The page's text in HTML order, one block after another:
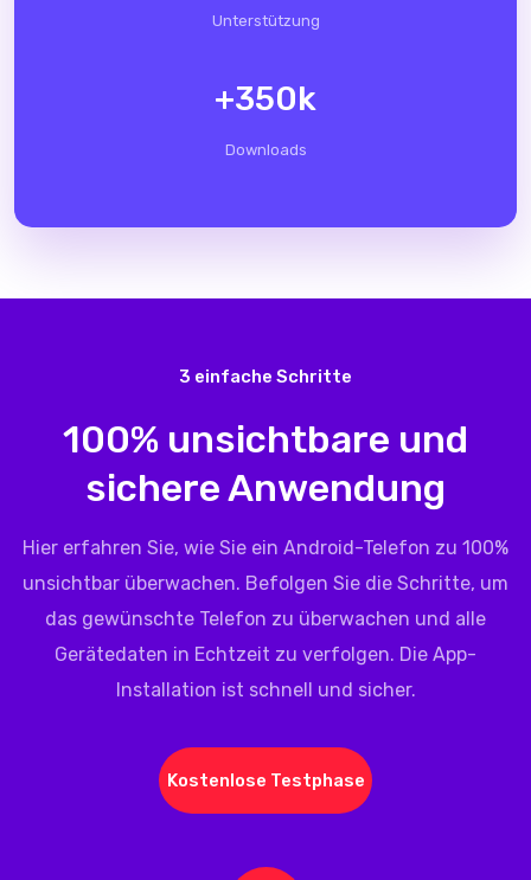
Unterstützung
+350k
Downloads
3 einfache Schritte
100% unsichtbare und
sichere Anwendung
Hier erfahren Sie, wie Sie ein Android-Telefon zu 100%
unsichtbar überwachen. Befolgen Sie die Schritte, um
das gewünschte Telefon zu überwachen und alle
Gerätedaten in Echtzeit zu verfolgen. Die App-
Installation ist schnell und sicher.
Kostenlose Testphase